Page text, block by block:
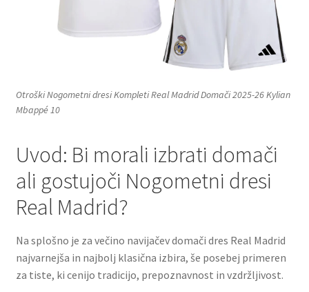
Otroški Nogometni dresi Kompleti Real Madrid Domači 2025-26 Kylian
Mbappé 10
Uvod: Bi morali izbrati domači
ali gostujoči Nogometni dresi
Real Madrid?
Na splošno je za večino navijačev domači dres Real Madrid
najvarnejša in najbolj klasična izbira, še posebej primeren
za tiste, ki cenijo tradicijo, prepoznavnost in vzdržljivost.